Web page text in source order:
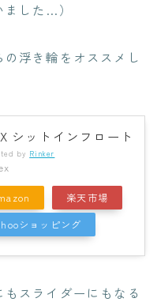
した…）
浮き輪をオススメし
シットインフロート
by Rinker
楽天市場
ショッピング
スライダーにもなる